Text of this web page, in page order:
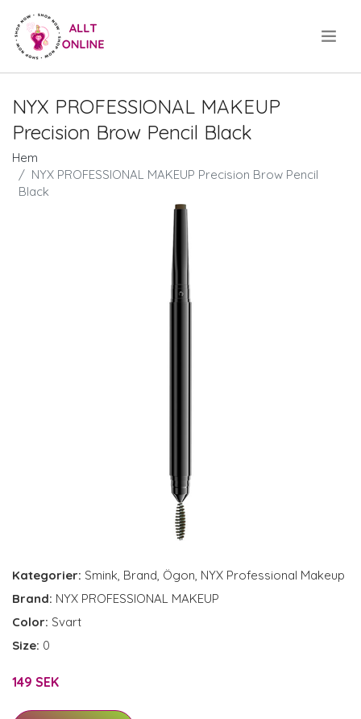
NYX PROFESSIONAL MAKEUP
Precision Brow Pencil Black
Hem
NYX PROFESSIONAL MAKEUP Precision Brow Pencil
Black
Kategorier: Smink, Brand, Ögon, NYX Professional Makeup
Brand: NYX PROFESSIONAL MAKEUP
Color: Svart
Size: 0
149 SEK